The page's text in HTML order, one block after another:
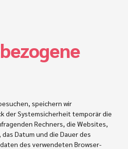
speichern wir
der Systemsicherheit temporär die
Rechners, die Websites,
Datum und die Dauer des
des verwendeten Browser-